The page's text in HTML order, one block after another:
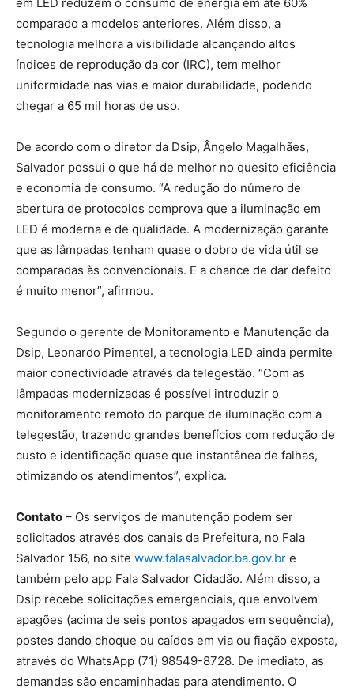
comparado a modelos anteriores. Além disso, a
tecnologia melhora a visibilidade alcançando altos
índices de reprodução da cor (IRC), tem melhor
uniformidade nas vias e maior durabilidade, podendo
chegar a 65 mil horas de uso.
De acordo com o diretor da Dsip, Ângelo Magalhães,
Salvador possui o que há de melhor no quesito eficiência
e economia de consumo. “A redução do número de
abertura de protocolos comprova que a iluminação em
LED é moderna e de qualidade. A modernização garante
que as lâmpadas tenham quase o dobro de vida útil se
comparadas às convencionais. E a chance de dar defeito
é muito menor”, afirmou.
Segundo o gerente de Monitoramento e Manutenção da
Dsip, Leonardo Pimentel, a tecnologia LED ainda permite
maior conectividade através da telegestão. “Com as
lâmpadas modernizadas é possível introduzir o
monitoramento remoto do parque de iluminação com a
telegestão, trazendo grandes benefícios com redução de
custo e identificação quase que instantânea de falhas,
otimizando os atendimentos”, explica.
Contato – Os serviços de manutenção podem ser
solicitados através dos canais da Prefeitura, no Fala
Salvador 156, no site www.falasalvador.ba.gov.br e
também pelo app Fala Salvador Cidadão. Além disso, a
Dsip recebe solicitações emergenciais, que envolvem
apagões (acima de seis pontos apagados em sequência),
postes dando choque ou caídos em via ou fiação exposta,
através do WhatsApp (71) 98549-8728. De imediato, as
demandas são encaminhadas para atendimento. O